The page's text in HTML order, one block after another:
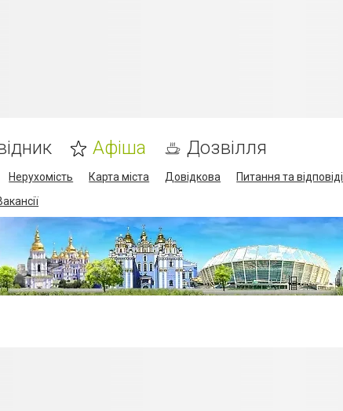
Афіша Дозвілля
Нерухомість Карта міста Довідкова Питання та відповіді